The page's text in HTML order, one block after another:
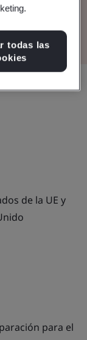
de la UE y
para el
todas las